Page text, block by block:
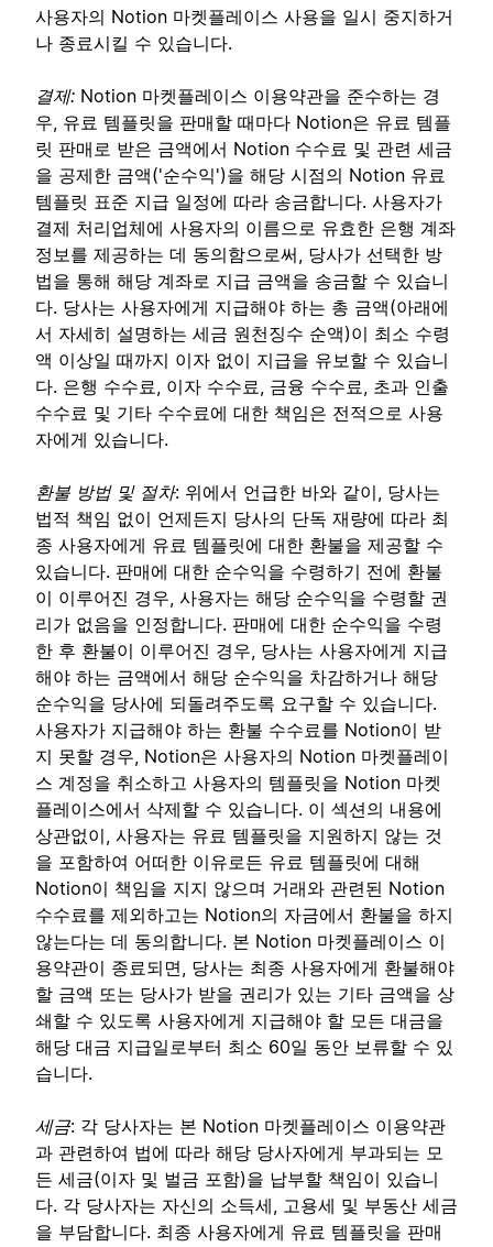
사용자의 Notion 마켓플레이스 사용을 일시 중지하거
나 종료시킬 수 있습니다.
결제: Notion 마켓플레이스 이용약관을 준수하는 경
우, 유료 템플릿을 판매할 때마다 Notion은 유료 템플
릿 판매로 받은 금액에서 Notion 수수료 및 관련 세금
을 공제한 금액('순수익')을 해당 시점의 Notion 유료
템플릿 표준 지급 일정에 따라 송금합니다. 사용자가
결제 처리업체에 사용자의 이름으로 유효한 은행 계좌
정보를 제공하는 데 동의함으로써, 당사가 선택한 방
법을 통해 해당 계좌로 지급 금액을 송금할 수 있습니
다. 당사는 사용자에게 지급해야 하는 총 금액(아래에
서 자세히 설명하는 세금 원천징수 순액)이 최소 수령
액 이상일 때까지 이자 없이 지급을 유보할 수 있습니
다. 은행 수수료, 이자 수수료, 금융 수수료, 초과 인출
수수료 및 기타 수수료에 대한 책임은 전적으로 사용
자에게 있습니다.
환불 방법 및 절차: 위에서 언급한 바와 같이, 당사는
법적 책임 없이 언제든지 당사의 단독 재량에 따라 최
종 사용자에게 유료 템플릿에 대한 환불을 제공할 수
있습니다. 판매에 대한 순수익을 수령하기 전에 환불
이 이루어진 경우, 사용자는 해당 순수익을 수령할 권
리가 없음을 인정합니다. 판매에 대한 순수익을 수령
한 후 환불이 이루어진 경우, 당사는 사용자에게 지급
해야 하는 금액에서 해당 순수익을 차감하거나 해당
순수익을 당사에 되돌려주도록 요구할 수 있습니다.
사용자가 지급해야 하는 환불 수수료를 Notion이 받
지 못할 경우, Notion은 사용자의 Notion 마켓플레이
스 계정을 취소하고 사용자의 템플릿을 Notion 마켓
플레이스에서 삭제할 수 있습니다. 이 섹션의 내용에
상관없이, 사용자는 유료 템플릿을 지원하지 않는 것
을 포함하여 어떠한 이유로든 유료 템플릿에 대해
Notion이 책임을 지지 않으며 거래와 관련된 Notion
수수료를 제외하고는 Notion의 자금에서 환불을 하지
않는다는 데 동의합니다. 본 Notion 마켓플레이스 이
용약관이 종료되면, 당사는 최종 사용자에게 환불해야
할 금액 또는 당사가 받을 권리가 있는 기타 금액을 상
쇄할 수 있도록 사용자에게 지급해야 할 모든 대금을
해당 대금 지급일로부터 최소 60일 동안 보류할 수 있
습니다.
세금: 각 당사자는 본 Notion 마켓플레이스 이용약관
과 관련하여 법에 따라 해당 당사자에게 부과되는 모
든 세금(이자 및 벌금 포함)을 납부할 책임이 있습니
다. 각 당사자는 자신의 소득세, 고용세 및 부동산 세금
을 부담합니다. 최종 사용자에게 유료 템플릿을 판매